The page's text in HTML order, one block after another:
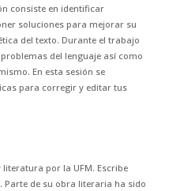
consiste en identificar
soluciones para mejorar su
del texto. Durante el trabajo
del lenguaje así como
En esta sesión se
para corregir y editar tus
por la UFM. Escribe
Parte de su obra literaria ha sido